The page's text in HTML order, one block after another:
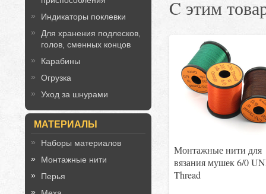
Индикаторы поклевки
Для хранения подлесков,
голов, сменных концов
Карабины
Огрузка
Уход за шнурами
МАТЕРИАЛЫ
Наборы материалов
Монтажные нити
Перья
C этим
Монтажные нити для
вязания мушек 6/0
Thread